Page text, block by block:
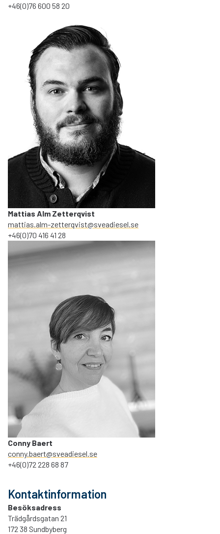
+46(0)76 600 58 20
Mattias Alm Zetterqvist
mattias.alm-zetterqvist@sveadiesel.se
‭+46(0)70 416 41 28‬
Conny Baert
conny.baert@sveadiesel.se
+46(0)72 228 68 87
Kontaktinformation
Besöksadress
Trädgårdsgatan 21
172 38 Sundbyberg